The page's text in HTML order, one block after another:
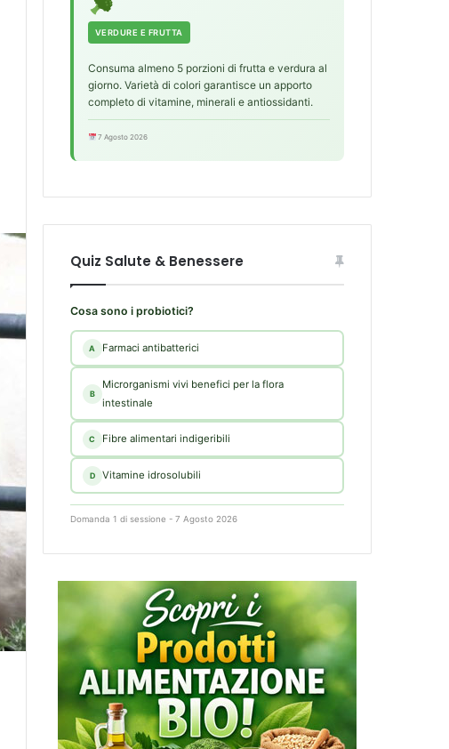
VERDURE E FRUTTA
Consuma almeno 5 porzioni di frutta e verdura al
giorno. Varietà di colori garantisce un apporto
completo di vitamine, minerali e antiossidanti.
7 Agosto 2026
Quiz Salute & Benessere
Cosa sono i probiotici?
A Farmaci antibatterici
B
Microrganismi vivi benefici per la flora
intestinale
C Fibre alimentari indigeribili
D Vitamine idrosolubili
Domanda 1 di sessione - 7 Agosto 2026